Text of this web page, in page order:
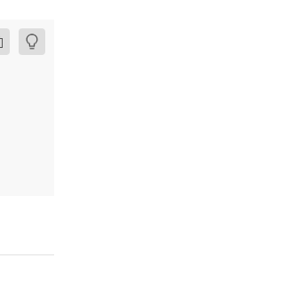
08j),  (3.5+0j),
08j),  (3.5+0j)])